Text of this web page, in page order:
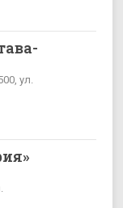
ул.